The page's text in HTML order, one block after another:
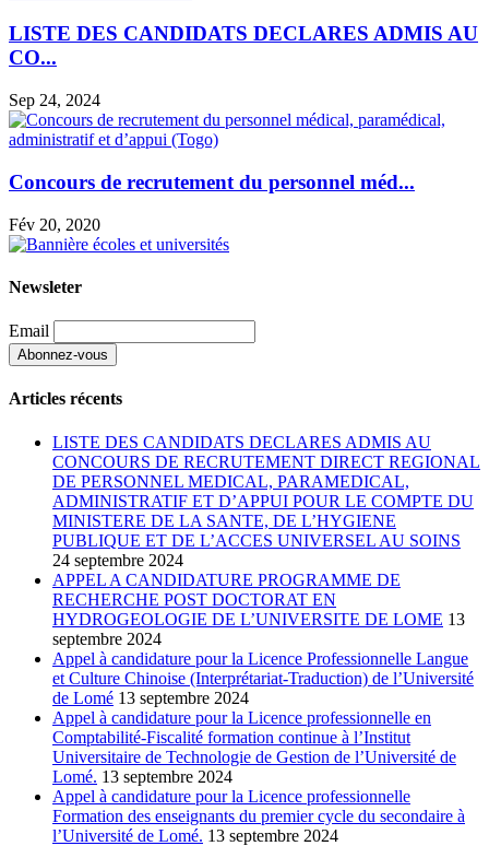
LISTE DES CANDIDATS DECLARES ADMIS AU
CO...
Sep 24, 2024
Concours de recrutement du personnel méd...
Fév 20, 2020
Newsleter
Email
Articles récents
LISTE DES CANDIDATS DECLARES ADMIS AU
CONCOURS DE RECRUTEMENT DIRECT REGIONAL
DE PERSONNEL MEDICAL, PARAMEDICAL,
ADMINISTRATIF ET D’APPUI POUR LE COMPTE DU
MINISTERE DE LA SANTE, DE L’HYGIENE
PUBLIQUE ET DE L’ACCES UNIVERSEL AU SOINS
24 septembre 2024
APPEL A CANDIDATURE PROGRAMME DE
RECHERCHE POST DOCTORAT EN
HYDROGEOLOGIE DE L’UNIVERSITE DE LOME 13
septembre 2024
Appel à candidature pour la Licence Professionnelle Langue
et Culture Chinoise (Interprétariat-Traduction) de l’Université
de Lomé 13 septembre 2024
Appel à candidature pour la Licence professionnelle en
Comptabilité-Fiscalité formation continue à l’Institut
Universitaire de Technologie de Gestion de l’Université de
Lomé. 13 septembre 2024
Appel à candidature pour la Licence professionnelle
Formation des enseignants du premier cycle du secondaire à
l’Université de Lomé. 13 septembre 2024